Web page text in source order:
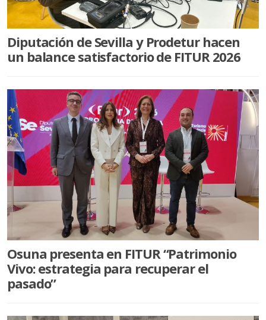
VILLANUEVA DE SAN JUAN
ALGÁMITAS
DEPORTES
Diputación de Sevilla y Prodetur hacen
un balance satisfactorio de FITUR 2026
Osuna presenta en FITUR “Patrimonio
Vivo: estrategia para recuperar el
pasado”